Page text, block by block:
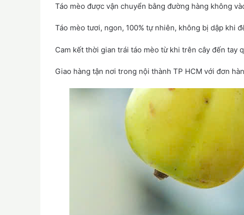
Táo mèo được vận chuyển bằng đường hàng không
Táo mèo tươi, ngon, 100% tự nhiên, không bị dập khi
Cam kết thời gian trái táo mèo từ khi trên cây đến tay
Giao hàng tận nơi trong nội thành TP HCM với đơn